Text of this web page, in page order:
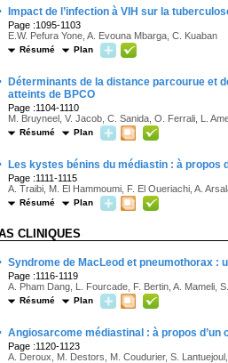
Impact de l’infection à VIH sur la
Page :1095-1103
E.W. Pefura Yone, A. Evouna Mbarga, C. Kuaban
Résumé Plan
Déterminants de la distance parcourue et
atteints de BPCO
Page :1104-1110
M. Bruyneel, V. Jacob, C. Sanida, O. Ferrali, L.
Résumé Plan
Les kystes bénins du médiastin : à propos
Page :1111-1115
A. Traibi, M. El Hammoumi, F. El Oueriachi, A.
Résumé Plan
CLINIQUES
Syndrome de MacLeod et pneumothorax :
Page :1116-1119
A. Pham Dang, L. Fourcade, F. Bertin, A. Mameli,
Résumé Plan
Angiosarcome médiastinal : à propos d’un
Page :1120-1123
A. Deroux, M. Destors, M. Coudurier, S.